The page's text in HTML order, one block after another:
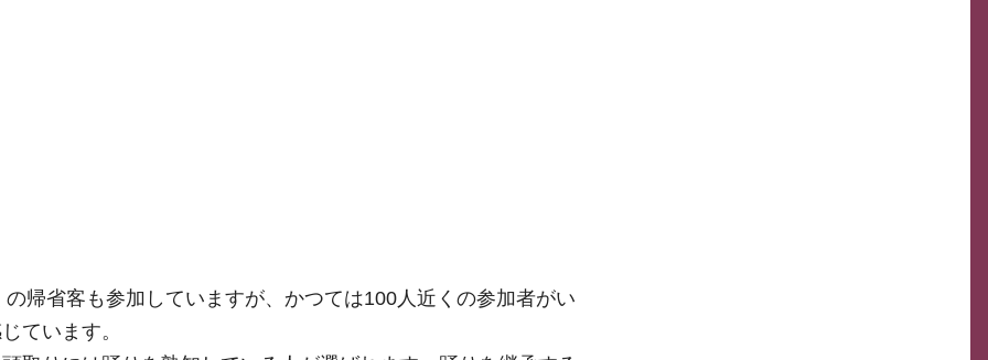
帰省客も参加していますが、かつては100人近くの参加者がい
ています。